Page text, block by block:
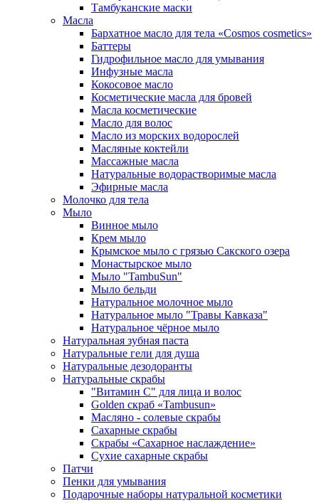
Тамбуканские маски
Масла
Бархатное масло для тела «Cosmos cosmetics»
Баттеры
Гидрофильное масло для умывания
Инфузные масла
Кокосовое масло
Косметические масла для бровей
Масла косметические
Масло для волос
Масло из морских водорослей
Масляные коктейли
Массажные масла
Натуральные водорастворимые масла
Эфирные масла
Молочко для тела
Мыло
Винное мыло
Крем мыло
Крымское мыло с грязью Сакского озера
Монастырское мыло
Мыло "TambuSun"
Мыло бельди
Натуральное молочное мыло
Натуральное мыло "Травы Кавказа"
Натуральное чёрное мыло
Натуральная зубная паста
Натуральные гели для душа
Натуральные дезодоранты
Натуральные скрабы
"Витамин С" для лица и волос
Golden скраб «Tambusun»
Масляно - солевые скрабы
Сахарные скрабы
Скрабы «Сахарное наслаждение»
Сухие сахарные скрабы
Патчи
Пенки для умывания
Подарочные наборы натуральной косметики